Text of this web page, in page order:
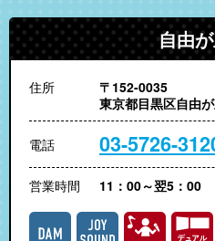
自由
住所
〒152-0035
東京都目黒区自由
電話 03-5726-
営業時間 11：00～翌5：00